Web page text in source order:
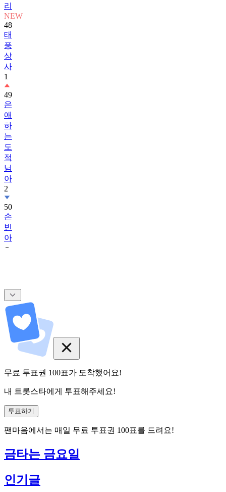
리
NEW
48
태
풍
상
사
1
49
은
애
하
는
도
적
님
아
2
50
손
빈
아
무료 투표권 100표가 도착했어요!
내 트롯스타에게 투표해주세요!
투표하기
팬마음에서는 매일 무료 투표권 100표를 드려요!
금타는 금요일
인기글